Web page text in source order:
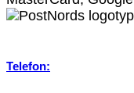
Telefon: